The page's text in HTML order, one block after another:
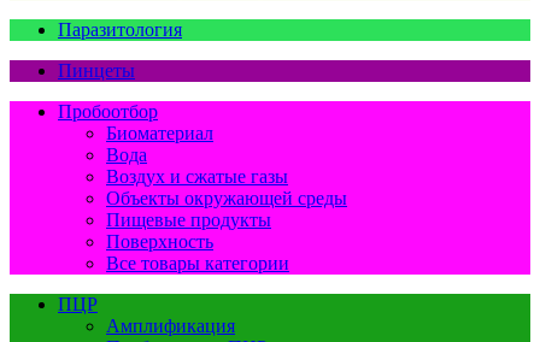
Паразитология
Пинцеты
Пробоотбор
Биоматериал
Вода
Воздух и сжатые газы
Объекты окружающей среды
Пищевые продукты
Поверхность
Все товары категории
ПЦР
Амплификация